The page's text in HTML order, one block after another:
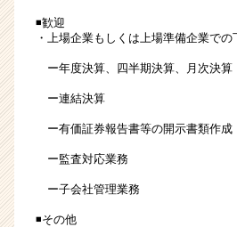
◾️歓迎
・上場企業もしくは上場準備企業で
ー年度決算、四半期決算、月次決算
ー連結決算
ー有価証券報告書等の開示書類作成
ー監査対応業務
ー子会社管理業務
◾️その他